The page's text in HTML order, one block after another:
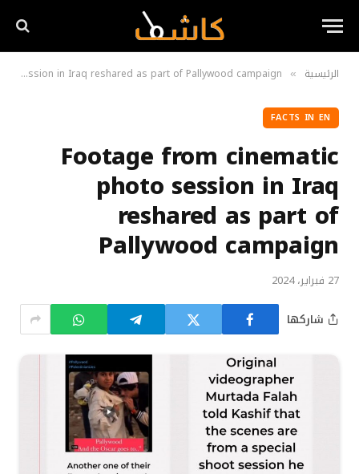
الرئيسية »
Footage from cinematic photo session in Iraq reshared as part of Pallywood campaign
FACTS IN EN
Footage from cinematic
photo session in Iraq
reshared as part of
Pallywood campaign
27 فبراير، 2024
شاركها